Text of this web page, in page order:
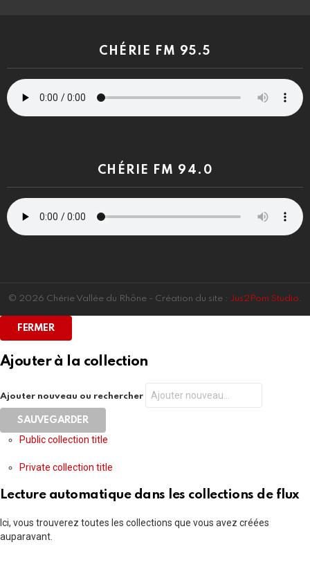
CHÉRIE FM 95.5
CHÉRIE FM 94.0
© 2026 Chérie Vallée du Rhône - Création du site : Jus2Pom Studio .
FERMER
Ajouter à la collection
Ajouter nouveau ou rechercher
Public collection title
Private collection title
Lecture automatique dans les collections de flux
Ici, vous trouverez toutes les collections que vous avez créées
auparavant.